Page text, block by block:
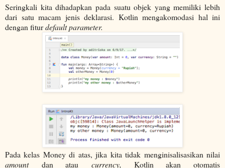
Seringkali kita dihadapkan pada suatu objek yang memiliki lebih
dari satu macam jenis deklarasi. Kotlin mengakomodasi hal ini
dengan fiturdefault parameter.
Pada kelas Money di atas, jika kita tidak menginisalisasikan nilai
amountdan atau currency, Kotlin akan otomatis